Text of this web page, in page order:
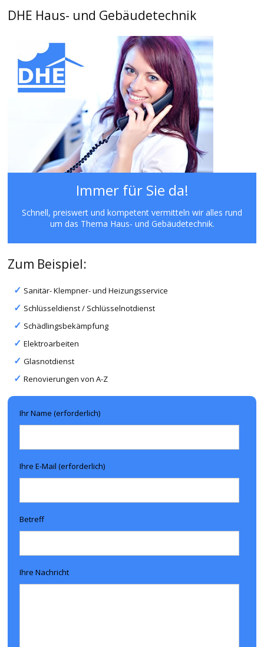
DHE Haus- und Gebäudetechnik
Immer für Sie da!
Schnell, preiswert und kompetent vermitteln wir alles rund
um das Thema Haus- und Gebäudetechnik.
Zum Beispiel:
Sanitär- Klempner- und Heizungsservice
Schlüsseldienst / Schlüsselnotdienst
Schädlingsbekämpfung
Elektroarbeiten
Glasnotdienst
Renovierungen von A-Z
Ihr Name (erforderlich)
Ihre E-Mail (erforderlich)
Betreff
Ihre Nachricht